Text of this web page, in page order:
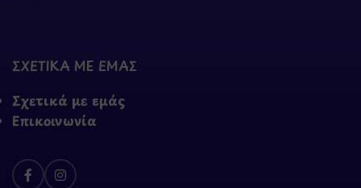
ΣΧΕΤΙΚΑ ΜΕ ΕΜΑΣ
Σχετικά με εμάς
Επικοινωνία